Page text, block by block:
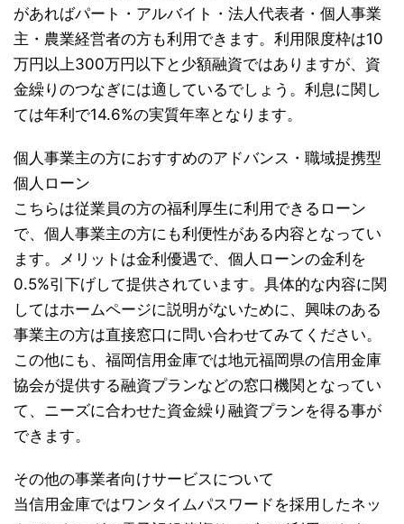
があればパート・アルバイト・法人代表者・個人事業
主・農業経営者の方も利用できます。利用限度枠は10
万円以上300万円以下と少額融資ではありますが、資
金繰りのつなぎには適しているでしょう。利息に関し
ては年利で14.6%の実質年率となります。
個人事業主の方におすすめのアドバンス・職域提携型
個人ローン
こちらは従業員の方の福利厚生に利用できるローン
で、個人事業主の方にも利便性がある内容となってい
ます。メリットは金利優遇で、個人ローンの金利を
0.5%引下げして提供されています。具体的な内容に関
してはホームページに説明がないために、興味のある
事業主の方は直接窓口に問い合わせてみてください。
この他にも、福岡信用金庫では地元福岡県の信用金庫
協会が提供する融資プランなどの窓口機関となってい
て、ニーズに合わせた資金繰り融資プランを得る事が
できます。
その他の事業者向けサービスについて
当信用金庫ではワンタイムパスワードを採用したネッ